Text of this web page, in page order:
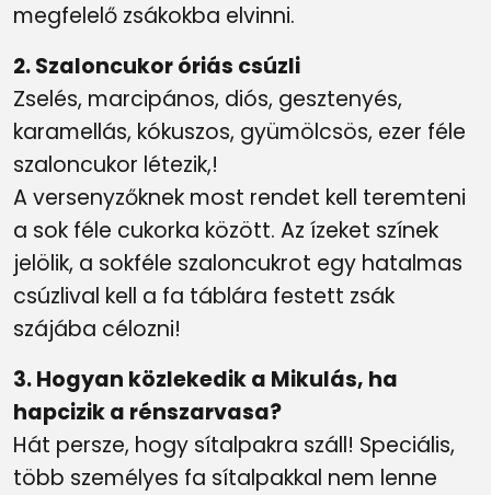
megfelelő zsákokba elvinni.
2. Szaloncukor óriás csúzli
Zselés, marcipános, diós, gesztenyés,
karamellás, kókuszos, gyümölcsös, ezer féle
szaloncukor létezik,!
A versenyzőknek most rendet kell teremteni
a sok féle cukorka között. Az ízeket színek
jelölik, a sokféle szaloncukrot egy hatalmas
csúzlival kell a fa táblára festett zsák
szájába célozni!
3. Hogyan közlekedik a Mikulás, ha
hapcizik a rénszarvasa?
Hát persze, hogy sítalpakra száll! Speciális,
több személyes fa sítalpakkal nem lenne